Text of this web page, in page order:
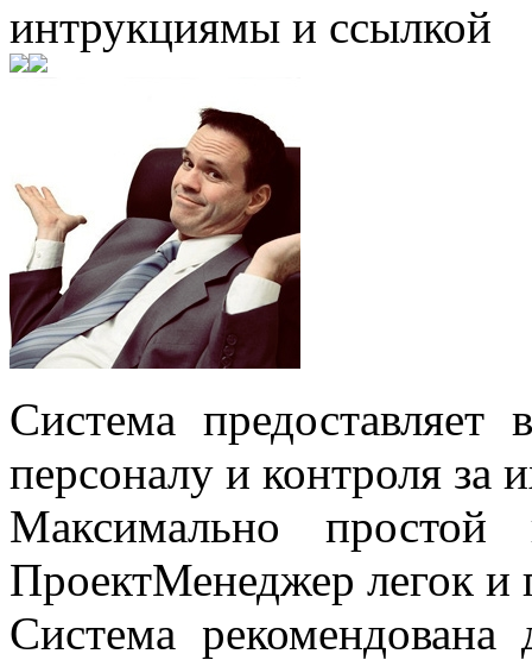
интрукциямы и ссылкой
Система предоставляет
персоналу и контроля за
Максимально
ПроектМенеджер легок и
Система